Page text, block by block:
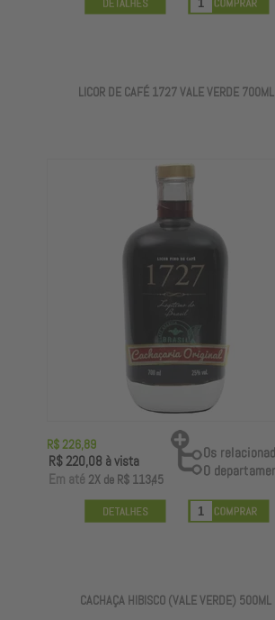
LICOR DE CAFÉ 1727 VALE VERDE 700ML
R$ 226,89
R$ 220,08 à vista
Em até 2Xde R$ 113,45
CACHAÇA HIBISCO (VALE VERDE) 500ML